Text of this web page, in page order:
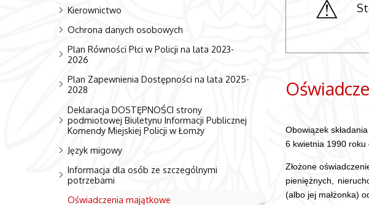
Kierownictwo
Ochrona danych osobowych
Plan Równości Płci w Policji na lata 2023-
2026
Plan Zapewnienia Dostępności na lata 2025-
2028
Deklaracja DOSTĘPNOŚCI strony
podmiotowej Biuletynu Informacji Publicznej
Komendy Miejskiej Policji w Łomży
Język migowy
Informacja dla osób ze szczególnymi
potrzebami
Oświadczenia majątkowe
Obowiązek
6 kwietnia 1990 roku
Złożone
pieniężnych,
(albo jej małżonka)